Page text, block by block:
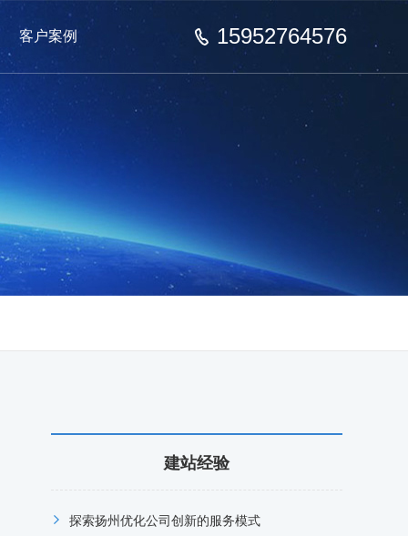
15952764576
客户案例
建站经验
探索扬州优化公司创新的服务模式